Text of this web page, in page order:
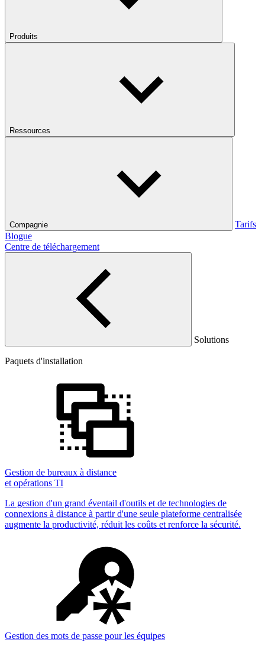
Produits
Ressources
Compagnie
Tarifs
Blogue
Centre de téléchargement
Solutions
Paquets d'installation
Gestion de bureaux à distance
et opérations TI
La gestion d'un grand éventail d'outils et de technologies de
connexions à distance à partir d'une seule plateforme centralisée
augmente la productivité, réduit les coûts et renforce la sécurité.
Gestion des mots de passe pour les équipes